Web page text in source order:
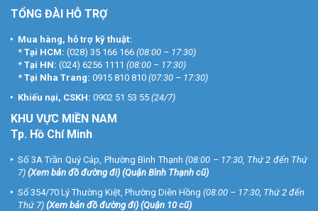
TỔNG ĐÀI HỖ TRỢ
Mua hàng, hỗ trợ kỹ thuật:
* Tại HCM: (028) 35 166 166 (08:00 – 17:30)
* Tại HN: (024) 6256 1111 (08:00 – 17:30)
* Tại Nha Trang: 0915 810 810 (07:30 – 17:30)
Khiếu nại, CSKH: 0902 51 53 55 (24/7)
KHU VỰC MIỀN NAM
Tp. Hồ Chí Minh
Số 3A Trần Quý Cáp, Phường Bình Thạnh (08:00 – 17:30, Thứ 2 đến Thứ
7) (Xem bản đồ đường đi) (Quận Bình Thạnh cũ)
Số 354/70 Lý Thường Kiệt, Phường Diên Hồng (08:00 – 17:30, Thứ 2 đến
Thứ 7) (Xem bản đồ đường đi) (Quận 10 cũ)